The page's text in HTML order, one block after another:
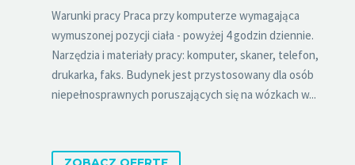
Warunki pracy Praca przy komputerze wymagająca
wymuszonej pozycji ciała - powyżej 4 godzin dziennie.
Narzędzia i materiały pracy: komputer, skaner, telefon,
drukarka, faks. Budynek jest przystosowany dla osób
niepełnosprawnych poruszających się na wózkach w...